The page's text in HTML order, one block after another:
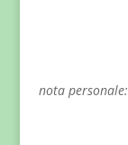
nota personale: